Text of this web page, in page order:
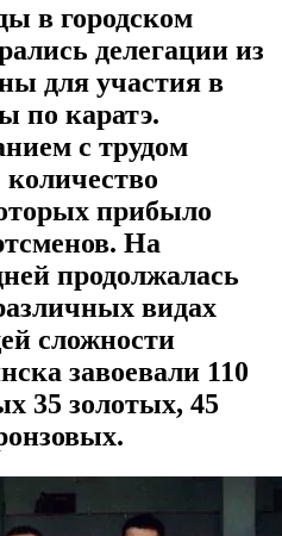
в городском
делегации из
для участия в
по каратэ.
с трудом
прибыло
На
продолжалась
видах
сложности
завоевали 110
35 золотых, 45